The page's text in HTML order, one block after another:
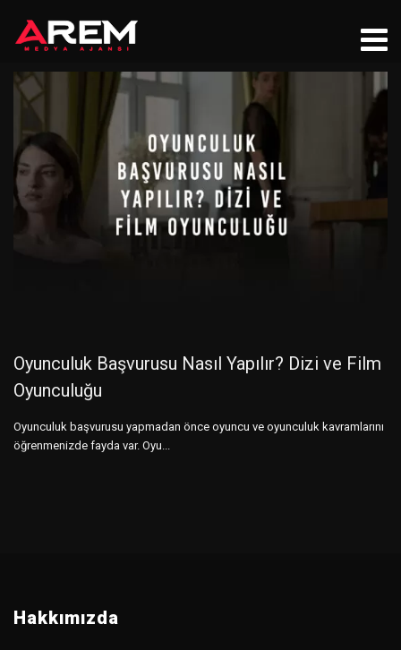
Oyunculuk Başvurusu Nasıl Yapılır? Dizi ve Film
Oyunculuğu
Oyunculuk başvurusu yapmadan önce oyuncu ve oyunculuk kavramlarını
öğrenmenizde fayda var. Oyu...
Hakkımızda